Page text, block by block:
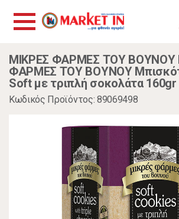
ΜΙΚΡΕΣ ΦΑΡΜΕΣ ΤΟΥ ΒΟΥΝΟΥ
ΦΑΡΜΕΣ ΤΟΥ ΒΟΥΝΟΥ
Soft με τριπλή σοκολάτα 160gr
Κωδικός Προϊόντος: 89069498